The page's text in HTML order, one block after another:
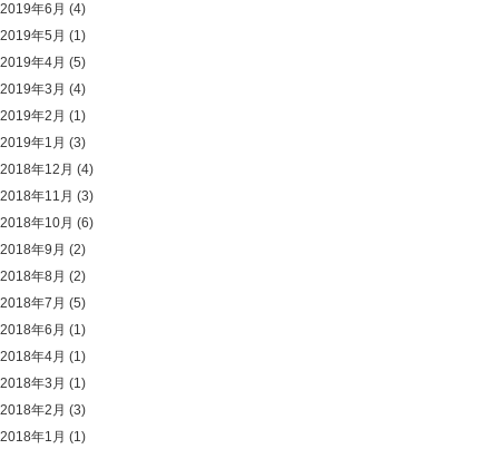
2019年6月 (4)
2019年5月 (1)
2019年4月 (5)
2019年3月 (4)
2019年2月 (1)
2019年1月 (3)
2018年12月 (4)
2018年11月 (3)
2018年10月 (6)
2018年9月 (2)
2018年8月 (2)
2018年7月 (5)
2018年6月 (1)
2018年4月 (1)
2018年3月 (1)
2018年2月 (3)
2018年1月 (1)